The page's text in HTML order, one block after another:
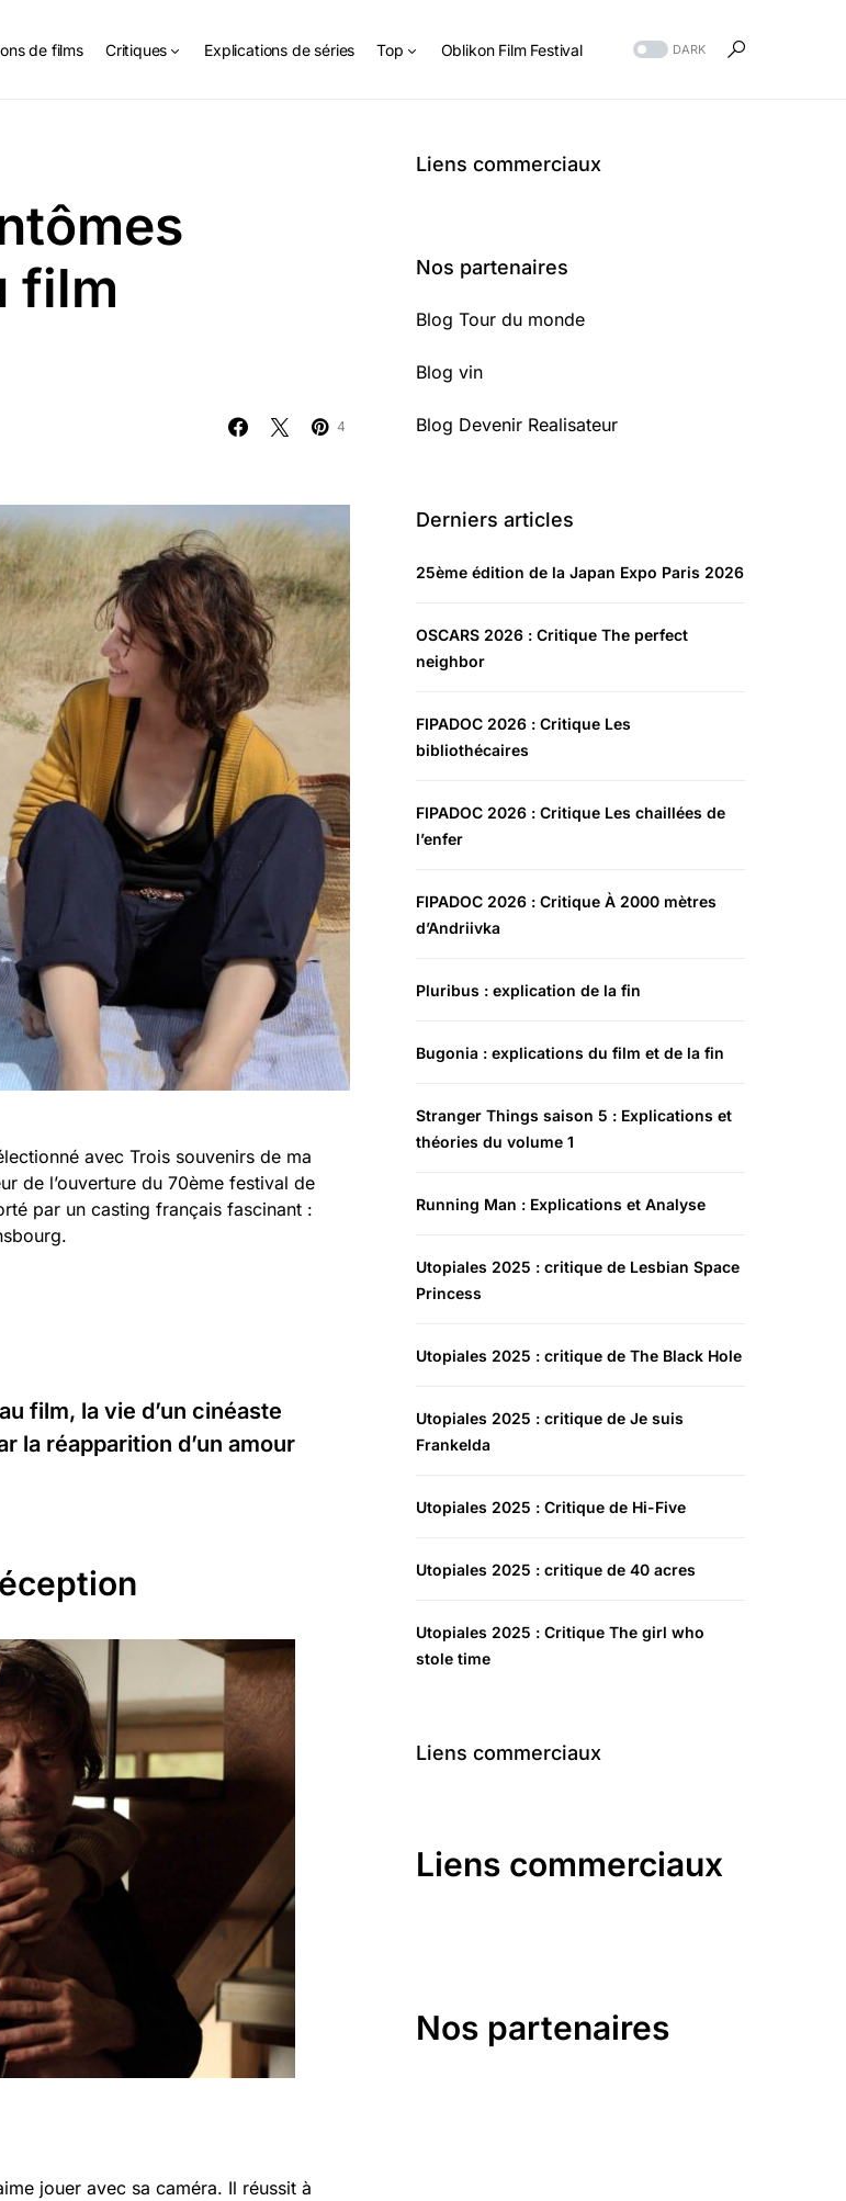
de films Critiques Explications de séries Top Oblikon Film Festival DARK
film
4
avec Trois souvenirs de ma
de l’ouverture du 70ème festival de
par un casting français fascinant :
film, la vie d’un cinéaste
la réapparition d’un amour
jouer avec sa caméra. Il réussit à
Liens commerciaux
Nos partenaires
Blog Tour du monde
Blog vin
Blog Devenir Realisateur
Derniers articles
25ème édition de la Japan Expo Paris 2026
OSCARS 2026 : Critique The perfect
neighbor
FIPADOC 2026 : Critique Les
bibliothécaires
FIPADOC 2026 : Critique Les chaillées de
l’enfer
FIPADOC 2026 : Critique À 2000 mètres
d’Andriivka
Pluribus : explication de la fin
Bugonia : explications du film et de la fin
Stranger Things saison 5 : Explications et
théories du volume 1
Running Man : Explications et Analyse
Utopiales 2025 : critique de Lesbian Space
Princess
Utopiales 2025 : critique de The Black Hole
Utopiales 2025 : critique de Je suis
Frankelda
Utopiales 2025 : Critique de Hi-Five
Utopiales 2025 : critique de 40 acres
Utopiales 2025 : Critique The girl who
stole time
Liens commerciaux
Liens commerciaux
Nos partenaires